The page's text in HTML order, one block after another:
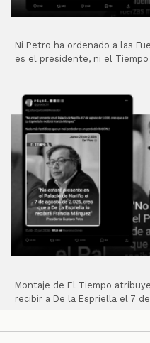
Ni Petro ha ordenado a las
es el presidente, ni el
Montaje de El Tiempo
recibir a De la Espriella el 7